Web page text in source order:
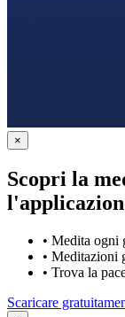
×
Scopri la
• Medita ogni
• Meditazioni
• Trova la
Scaricare